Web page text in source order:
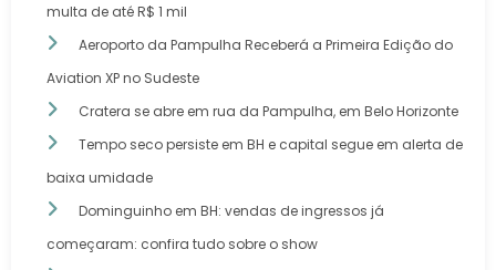
multa de até R$ 1 mil
Aeroporto da Pampulha Receberá a Primeira Edição do
Aviation XP no Sudeste
Cratera se abre em rua da Pampulha, em Belo Horizonte
Tempo seco persiste em BH e capital segue em alerta de
baixa umidade
Dominguinho em BH: vendas de ingressos já
começaram: confira tudo sobre o show